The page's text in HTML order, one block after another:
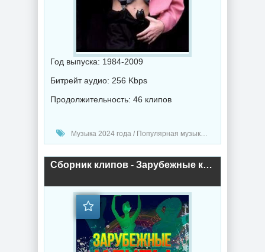
Год выпуска: 1984-2009
Битрейт аудио: 256 Kbps
Продолжительность: 46 клипов
Музыка 2024 года / Популярная музыка / Клипы - Концерты / Поп музыка
Сборник клипов - Зарубежные клипы [1698 шт.] (2023) торрент